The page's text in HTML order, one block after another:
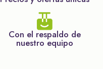
Con el respaldo de
nuestro equipo